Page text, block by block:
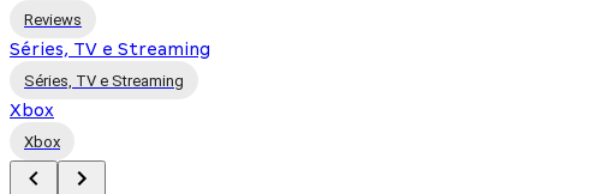
Reviews
Séries, TV e Streaming
Séries, TV e Streaming
Xbox
Xbox